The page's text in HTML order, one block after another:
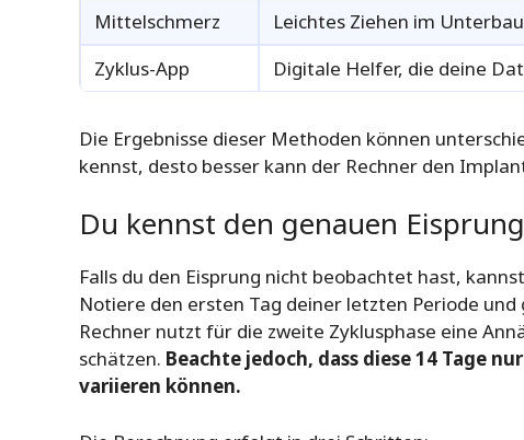
Mittelschmerz
Leichtes Ziehen im
Zyklus-App
Digitale Helfer, die deine
Die Ergebnisse dieser Methoden können
kennst, desto besser kann der Rechner den
Du kennst den genauen
Falls du den Eisprung nicht beobachtet hast,
Notiere den ersten Tag deiner letzten Periode
Rechner nutzt für die zweite Zyklusphase eine
schätzen. Beachte jedoch, dass diese 14 Tage
variieren können.